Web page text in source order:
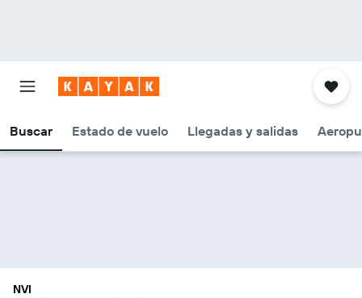
Buscar Estado de vuelo Llegadas y salidas
NVI